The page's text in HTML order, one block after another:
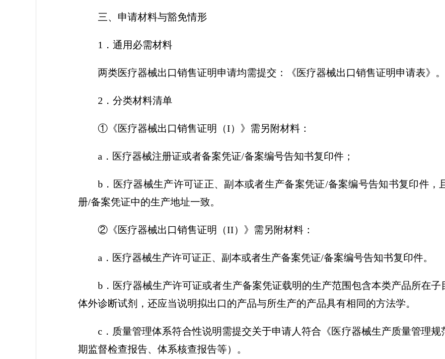
三、申请材料与豁免情形
1．通用必需材料
两类医疗器械出口销售证明申请均需提交：《医疗器械出口销售证明申请表》。
2．分类材料清单
①《医疗器械出口销售证明（I）》需另附材料：
a．医疗器械注册证或者备案凭证/备案编号告知书复印件；
b．医疗器械生产许可证正、副本或者生产备案凭证/备案编号告知书复印件，
册/备案凭证中的生产地址一致。
②《医疗器械出口销售证明（II）》需另附材料：
a．医疗器械生产许可证正、副本或者生产备案凭证/备案编号告知书复印件。
b．医疗器械生产许可证或者生产备案凭证载明的生产范围包含本类产品所在
体外诊断试剂，还应当说明拟出口的产品与所生产的产品具有相同的方法学。
c．质量管理体系符合性说明需提交关于申请人符合《医疗器械生产质量管理
期监督检查报告、体系核查报告等）。